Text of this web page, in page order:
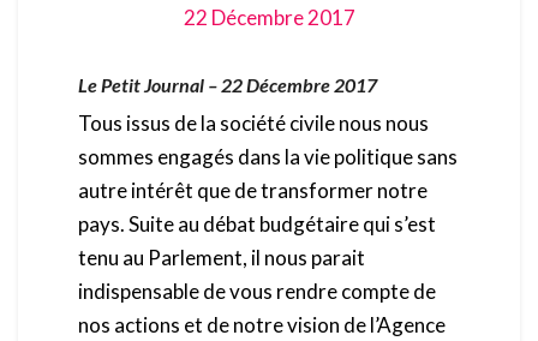
français
22 Décembre 2017
Le Petit Journal – 22 Décembre 2017
Tous issus de la société civile nous nous
sommes engagés dans la vie politique sans
autre intérêt que de transformer notre
pays. Suite au débat budgétaire qui s’est
tenu au Parlement, il nous parait
indispensable de vous rendre compte de
nos actions et de notre vision de l’Agence